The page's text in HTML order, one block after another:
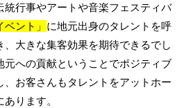
統行事やアートや音楽フェスティバ
ベント」 に地元出身のタレントを呼
大きな集客効果を期待できるでし
元への貢献ということでポジティブ
、お客さんもタレントをアットホー
ります。